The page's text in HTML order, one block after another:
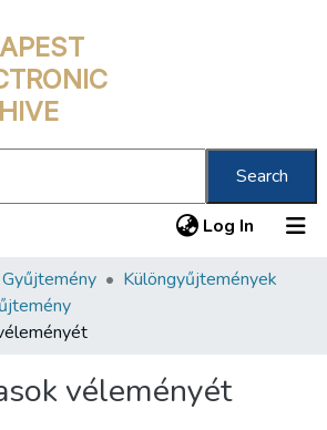
Search
Log In (current)
Különgyűjtemények
véleményét